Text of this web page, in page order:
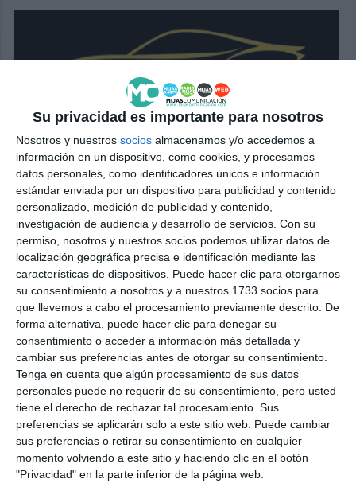
Su privacidad es importante para nosotros
Nosotros y nuestros socios almacenamos y/o accedemos a
información en un dispositivo, como cookies, y procesamos
datos personales, como identificadores únicos e información
estándar enviada por un dispositivo para publicidad y contenido
personalizado, medición de publicidad y contenido,
investigación de audiencia y desarrollo de servicios. Con su
permiso, nosotros y nuestros socios podemos utilizar datos de
localización geográfica precisa e identificación mediante las
características de dispositivos. Puede hacer clic para otorgarnos
su consentimiento a nosotros y a nuestros 1733 socios para
que llevemos a cabo el procesamiento previamente descrito. De
forma alternativa, puede hacer clic para denegar su
consentimiento o acceder a información más detallada y
cambiar sus preferencias antes de otorgar su consentimiento.
Tenga en cuenta que algún procesamiento de sus datos
personales puede no requerir de su consentimiento, pero usted
tiene el derecho de rechazar tal procesamiento. Sus
preferencias se aplicarán solo a este sitio web. Puede cambiar
sus preferencias o retirar su consentimiento en cualquier
momento volviendo a este sitio y haciendo clic en el botón
"Privacidad" en la parte inferior de la página web.